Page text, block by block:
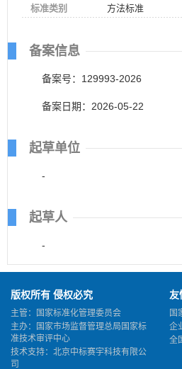
标准类别
方法标准
备案信息
备案号：129993-2026
备案日期：2026-05-22
起草单位
-
起草人
-
版权所有 侵权必究
主管：国家标准化管理委员会
主办：国家市场监督管理总局国家标
准技术审评中心
技术支持：北京中标赛宇科技有限公
司
友
国
企
全